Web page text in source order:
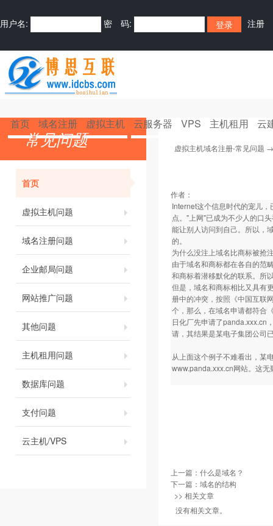
用户名: 密 码: 注册
首页 域名注册 虚拟主机 云服务器 VPS 主机租用 云
常见问题
首页
虚拟主机问题
域名注册问题
企业邮局问题
网站推广问题
其他问题
主机租用问题
数据库问题
支付问题
云主机/VPS
虚拟主机域名注册-常见问题
作者：
Internet这个信息时代的宠儿
点。"上网"已成为不少人的口
能让别人访问到自己。所以，
的。
为什么没注上域名比商标被抢
由于域名和商标都在各自的范
和商标着潜移默化的联系。所
但是，域名和商标相比又具有
册中的冲突，按照《中国互联
个，那么，在域名申请都符合
日化厂先申请了panda.xxx.cn
请，其结果是某电子集团公司
从上面这个例子不难看出，某
www.panda.xxx.cn网站。这无
上一篇： 什么是域名？
下一篇： 域名的结构
>> 相关文章
没有相关文章。